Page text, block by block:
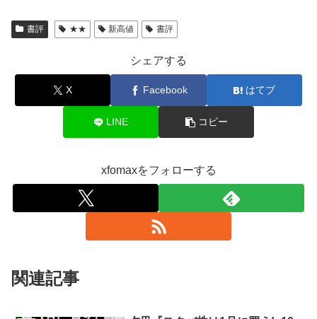
書評 ★★ 新高値 書評
シェアする
X Facebook はてブ
LINE コピー
xfomaxをフォローする
関連記事